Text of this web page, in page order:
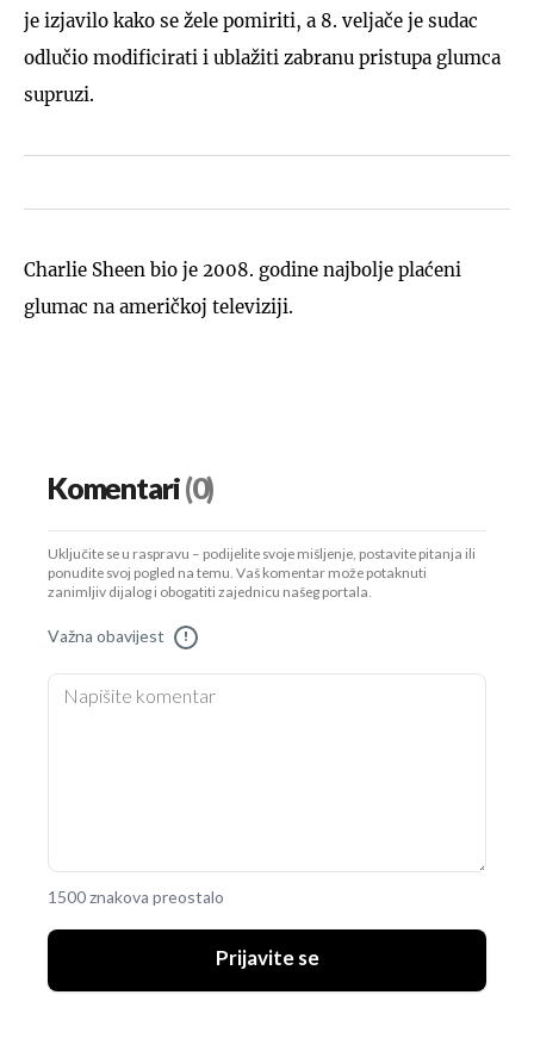
je izjavilo kako se žele pomiriti, a 8. veljače je sudac
odlučio modificirati i ublažiti zabranu pristupa glumca
supruzi.
Charlie Sheen bio je 2008. godine najbolje plaćeni
glumac na američkoj televiziji.
Komentari(0)
Uključite se u raspravu – podijelite svoje mišljenje, postavite pitanja ili
ponudite svoj pogled na temu. Vaš komentar može potaknuti
zanimljiv dijalog i obogatiti zajednicu našeg portala.
Važna obavijest !
1500 znakova preostalo
Prijavite se